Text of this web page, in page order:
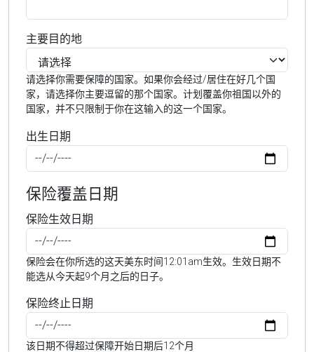
主要目的地
请选择你需要保障的国家。如果你会经过/居住在好几个国
家，请选择你主要逗留的那个国家。计划覆盖你祖国以外的
国家，并不只限制于你在这输入的这一个国家。
出生日期
保险覆盖日期
保险生效日期
保险会在你所选的这天美东时间12:01am生效。生效日期不
能选从今天起9个月之后的日子。
保险终止日期
该日期不得超过保障开始日期后12个月